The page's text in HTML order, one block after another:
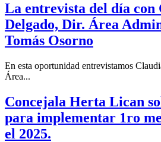
La entrevista del día con
Delgado, Dir. Área
Tomás Osorno
En esta oportunidad entrevistamos
Área...
Concejala Herta Lican
para implementar 1ro
el 2025.